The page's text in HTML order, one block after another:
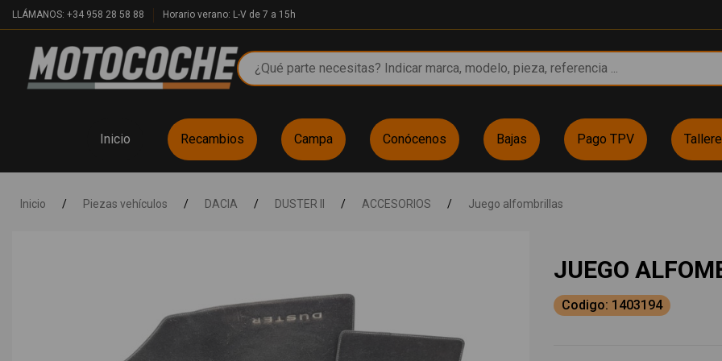
LLÁMANOS: +34 958 28 58 88 Horario verano: L-V de 7 a 15h
Inicio Recambios Campa Conócenos Bajas Pago TPV
Inicio / Piezas vehículos / DACIA / DUSTER II / ACCESORIOS / Juego alfombrillas
JUEGO
Codigo: 1403194